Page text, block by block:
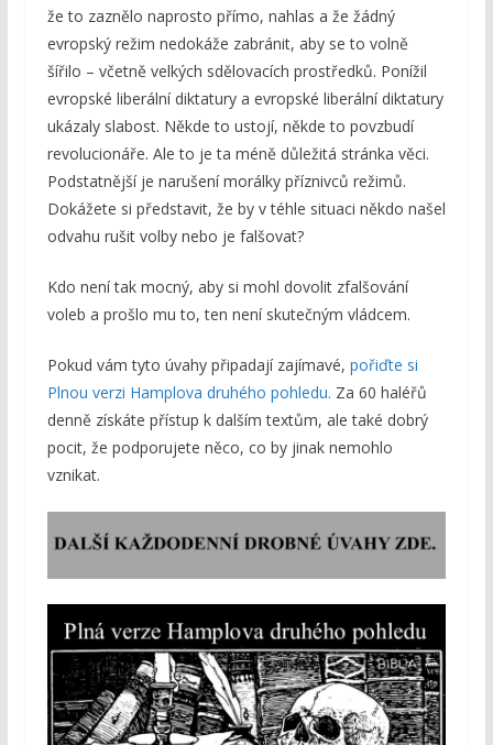
že to zaznělo naprosto přímo, nahlas a že žádný
evropský režim nedokáže zabránit, aby se to volně
šířilo – včetně velkých sdělovacích prostředků. Ponížil
evropské liberální diktatury a evropské liberální diktatury
ukázaly slabost. Někde to ustojí, někde to povzbudí
revolucionáře. Ale to je ta méně důležitá stránka věci.
Podstatnější je narušení morálky příznivců režimů.
Dokážete si představit, že by v téhle situaci někdo našel
odvahu rušit volby nebo je falšovat?
Kdo není tak mocný, aby si mohl dovolit zfalšování
voleb a prošlo mu to, ten není skutečným vládcem.
Pokud vám tyto úvahy připadají zajímavé, pořiďte si
Plnou verzi Hamplova druhého pohledu. Za 60 haléřů
denně získáte přístup k dalším textům, ale také dobrý
pocit, že podporujete něco, co by jinak nemohlo
vznikat.